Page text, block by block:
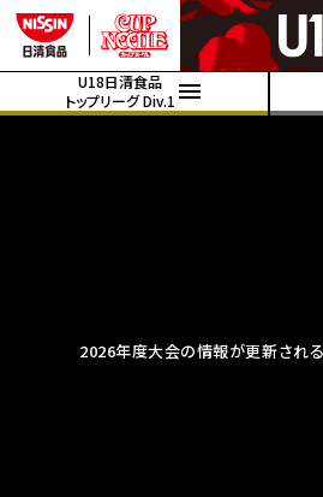
U18日清食品
トップリーグ Div.1
2026年度大会の情報が更新され